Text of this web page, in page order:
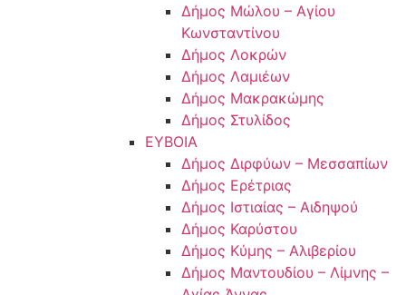
Δήμος Μώλου – Αγίου
Κωνσταντίνου
Δήμος Λοκρών
Δήμος Λαμιέων
Δήμος Μακρακώμης
Δήμος Στυλίδος
ΕΥΒΟΙΑ
Δήμος Διρφύων – Μεσσαπίων
Δήμος Ερέτριας
Δήμος Ιστιαίας – Αιδηψού
Δήμος Καρύστου
Δήμος Κύμης – Αλιβερίου
Δήμος Μαντουδίου – Λίμνης –